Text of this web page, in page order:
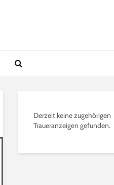
Derzeit keine zugehörigen
Traueranzeigen gefunden.